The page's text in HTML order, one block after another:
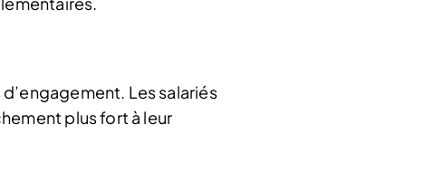
Les salariés
plus fort à leur